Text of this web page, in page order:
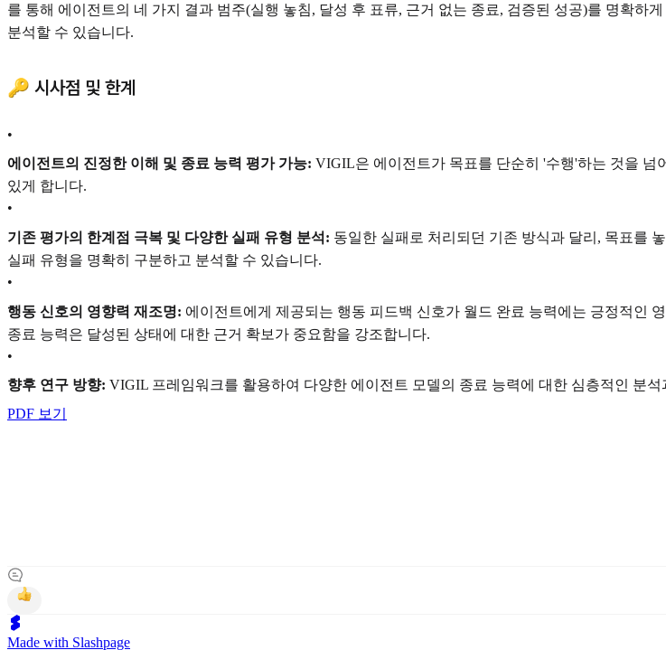
를 통해 에이전트의 네 가지 결과 범주(실행 놓침, 달성 후 표류, 근거 없는 종료, 검증된 성공)를 명확하
분석할 수 있습니다.
🔑 시사점 및 한계
•
에이전트의 진정한 이해 및 종료 능력 평가 가능: VIGIL은 에이전트가 목표를 단순히 '수행'하는 것을 넘
있게 합니다.
•
기존 평가의 한계점 극복 및 다양한 실패 유형 분석: 동일한 실패로 처리되던 기존 방식과 달리, 목표를
실패 유형을 명확히 구분하고 분석할 수 있습니다.
•
행동 신호의 영향력 재조명: 에이전트에게 제공되는 행동 피드백 신호가 월드 완료 능력에는 긍정적인
종료 능력은 달성된 상태에 대한 근거 확보가 중요함을 강조합니다.
•
향후 연구 방향: VIGIL 프레임워크를 활용하여 다양한 에이전트 모델의 종료 능력에 대한 심층적인 분
PDF 보기
Made with Slashpage